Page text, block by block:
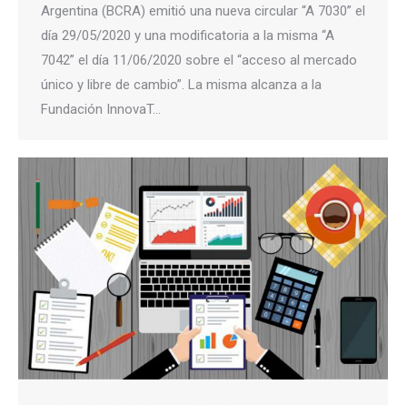
Argentina (BCRA) emitió una nueva circular “A 7030” el
día 29/05/2020 y una modificatoria a la misma “A
7042” el día 11/06/2020 sobre el “acceso al mercado
único y libre de cambio”. La misma alcanza a la
Fundación InnovaT…